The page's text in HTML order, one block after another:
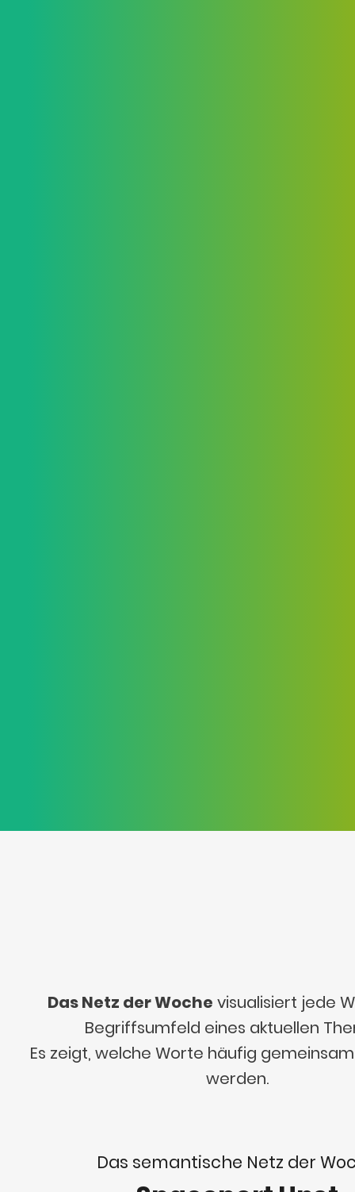
Das Netz der Woche visualisiert jede
Begriffsumfeld eines aktuellen
Es zeigt, welche Worte häufig
werden.
Das semantische Netz der